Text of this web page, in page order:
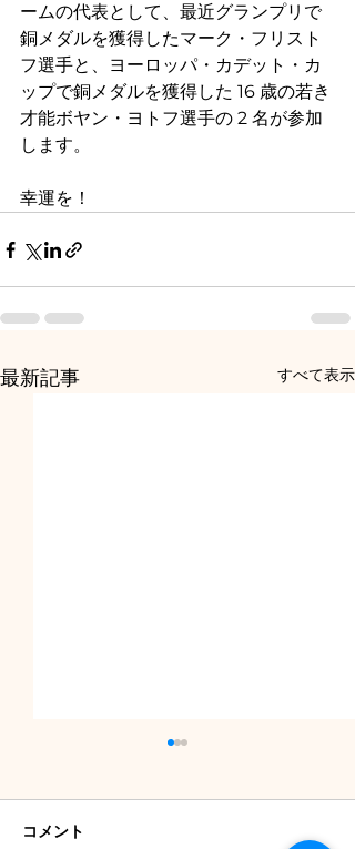
ームの代表として、最近グランプリで
銅メダルを獲得したマーク・フリスト
フ選手と、ヨーロッパ・カデット・カ
ップで銅メダルを獲得した 16 歳の若き
才能ボヤン・ヨトフ選手の 2 名が参加
します。
幸運を！
最新記事 すべて表示
コメント